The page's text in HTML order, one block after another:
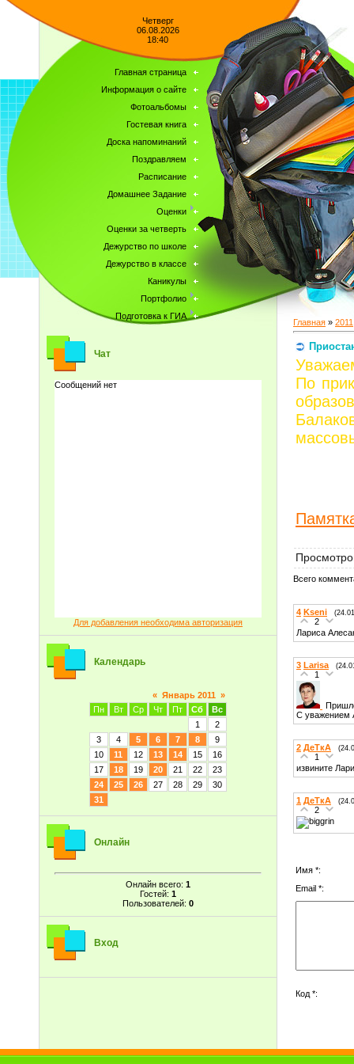
Четверг
06.08.2026
18:40
Главная страница
Информация о сайте
Фотоальбомы
Гостевая книга
Доска напоминаний
Поздравляем
Расписание
Домашнее Задание
Оценки
Оценки за четверть
Дежурство по школе
Дежурство в классе
Каникулы
Портфолио
Подготовка к ГИА
Чат
Для добавления необходима авторизация
Календарь
« Январь 2011 »
Пн
Вт Ср Чт Пт Сб
Вс
1
2
3
4 5 6 7 8
9
10
11 12 13 14 15
16
17
18 19 20 21 22
23
24
25 26 27 28 29
30
31
Онлайн
Онлайн всего: 1
Гостей: 1
Пользователей: 0
Вход
Главная » 2011
По
Всего
4 Kseni
2
Лариса
3 Larisa
1
С уважением
2 ДеТкА
1
извините
1 ДеТкА
2
Имя *:
Email *:
Код *: